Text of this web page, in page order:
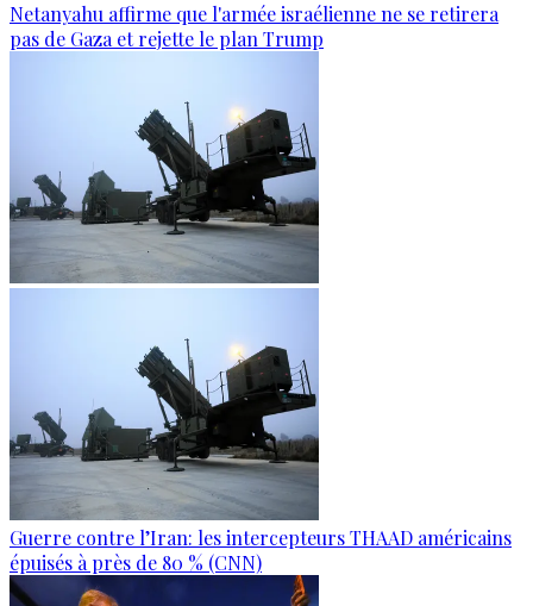
Netanyahu affirme que l'armée israélienne ne se retirera
pas de Gaza et rejette le plan Trump
Guerre contre l’Iran: les intercepteurs THAAD américains
épuisés à près de 80 % (CNN)